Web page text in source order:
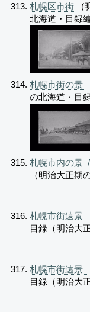
札幌区市街
(
北海道・目録
札幌市街の景
の北海道・目
札幌市内の景
（明治大正期
札幌市街遠景
目録（明治大
札幌市街遠景
目録（明治大